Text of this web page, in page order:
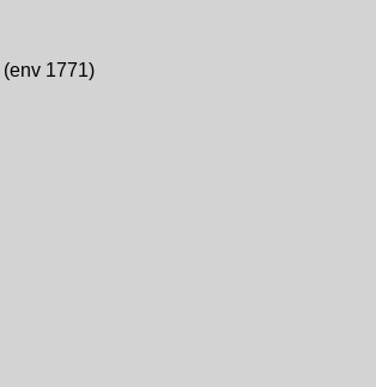
(env 1771)